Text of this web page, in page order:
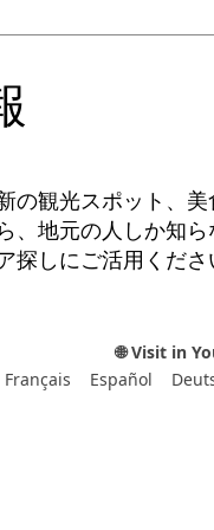
の観光スポット、
、地元の人しか知
探しにご活用くだ
🌐 Visit in
Français Español